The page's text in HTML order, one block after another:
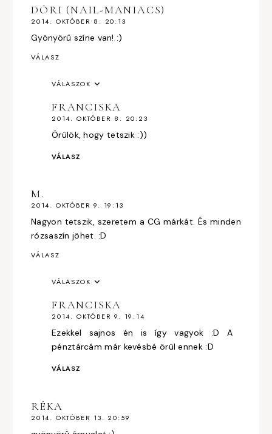
DÓRI (NAIL-MANIACS)
2014. OKTÓBER 8. 20:13
Gyönyörű színe van! :)
VÁLASZ
VÁLASZOK
FRANCISKA
2014. OKTÓBER 8. 20:23
Örülök, hogy tetszik :))
VÁLASZ
M.
2014. OKTÓBER 9. 19:13
Nagyon tetszik, szeretem a CG márkát. És minden
rózsaszín jöhet. :D
VÁLASZ
VÁLASZOK
FRANCISKA
2014. OKTÓBER 9. 19:14
Ezekkel sajnos én is így vagyok :D A
pénztárcám már kevésbé örül ennek :D
VÁLASZ
RÉKA
2014. OKTÓBER 13. 20:59